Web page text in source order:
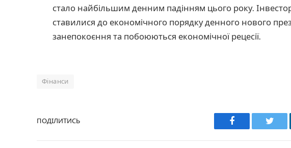
стало найбільшим денним падінням цього року.
ставилися до економічного порядку денного нового
занепокоєння та побоюються економічної рецесії.
Фінанси
ПОДІЛИТИСЬ Facebook